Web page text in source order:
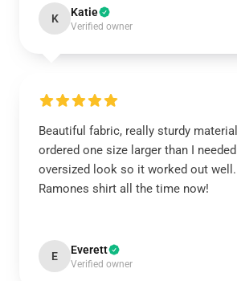
K Katie
Verified owner
Beautiful fabric, really sturdy
ordered one size larger than I
oversized look so it worked out
Ramones shirt all the time now!
E Everett
Verified owner